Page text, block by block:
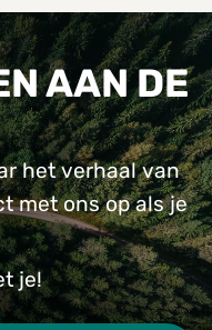
AAN DE
het verhaal van
met ons op als je
je!